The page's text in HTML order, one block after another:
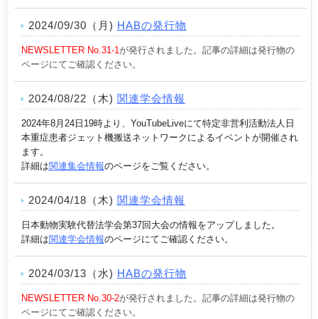
2024/09/30（月) HABの発行物
NEWSLETTER No.31-1が発行されました。記事の詳細は発行物の
ページにてご確認ください。
2024/08/22（木) 関連学会情報
2024年8月24日19時より、YouTubeLiveにて特定非営利活動法人日
本重症患者ジェット機搬送ネットワークによるイベントが開催され
ます。
詳細は関連集会情報のページをご覧ください。
2024/04/18（木) 関連学会情報
日本動物実験代替法学会第37回大会の情報をアップしました。
詳細は関連学会情報のページにてご確認ください。
2024/03/13（水) HABの発行物
NEWSLETTER No.30-2が発行されました。記事の詳細は発行物の
ページにてご確認ください。